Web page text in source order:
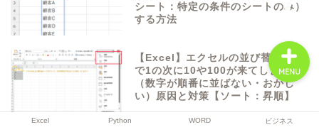
シート：特定の条件のシートのみ）
する方法
【Excel】エクセルの並び替え昇順
で1の次に10や100が来てしまう
（数字が順番に並ばない・おかし
い）原因と対策【ソート：昇順】
Excel Python WORD ビジネス
MENU